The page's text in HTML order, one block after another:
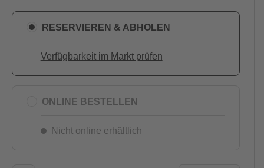
RESERVIEREN & ABHOLEN
Verfügbarkeit im Markt prüfen
ONLINE BESTELLEN
Nicht online erhältlich